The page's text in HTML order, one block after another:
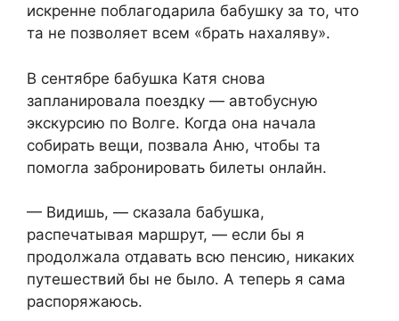
искренне поблагодарила бабушку за то, что
та не позволяет всем «брать нахаляву».
В сентябре бабушка Катя снова
запланировала поездку — автобусную
экскурсию по Волге. Когда она начала
собирать вещи, позвала Аню, чтобы та
помогла забронировать билеты онлайн.
— Видишь, — сказала бабушка,
распечатывая маршрут, — если бы я
продолжала отдавать всю пенсию, никаких
путешествий бы не было. А теперь я сама
распоряжаюсь.